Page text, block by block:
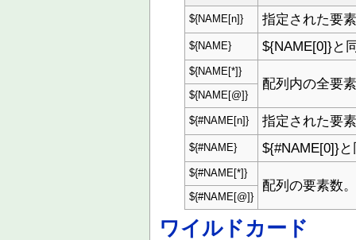
${NAME[n]} 指定された要
${NAME} ${NAME[0]}と
${NAME[*]}
配列内の全要
${NAME[@]}
${#NAME[n]} 指定された要
${#NAME} ${#NAME[0]}
${#NAME[*]}
配列の要素数
${#NAME[@]}
ワイルドカード